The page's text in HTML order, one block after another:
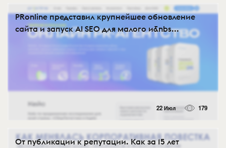
PRonline представил крупнейшее обновление
сайта и запуск AI SEO для малого и&nbs...
22 Июл 179
От публикации к репутации. Как за 15 лет